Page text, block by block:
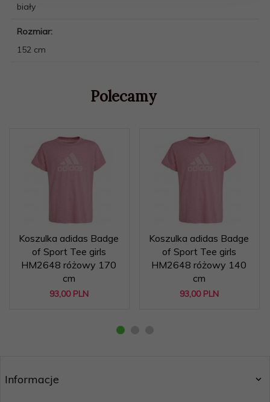
biały
Rozmiar:
152 cm
Polecamy
Koszulka adidas Badge
of Sport Tee girls
HM2648 różowy 170
cm
93,00 PLN
Koszulka adidas Badge
of Sport Tee girls
HM2648 różowy 140
cm
93,00 PLN
Informacje